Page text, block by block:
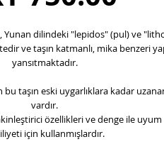
dilindeki "lepidos" (pul) ve
ve taşın katmanlı, mika benzeri
yansıtmaktadır.
taşın eski uygarlıklara kadar
vardır.
özellikleri ve denge ile uyum
için kullanmışlardır.